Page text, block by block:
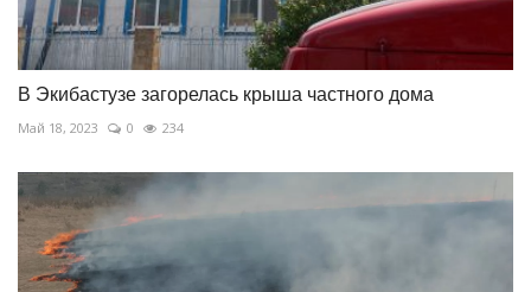
В Экибастузе загорелась крыша частного дома
Май 18, 2023 0 234